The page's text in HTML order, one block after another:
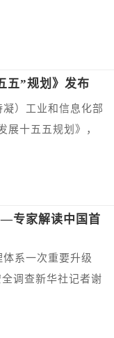
五”规划》发布
）工业和信息化部
展十五五规划》，
专家解读中国首
系一次重要升级
调查新华社记者谢